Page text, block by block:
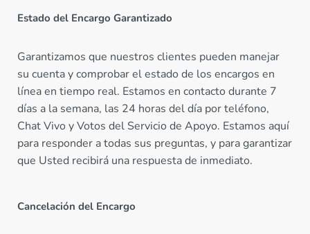
Estado del Encargo Garantizado
Garantizamos que nuestros clientes pueden manejar
su cuenta y comprobar el estado de los encargos en
línea en tiempo real. Estamos en contacto durante 7
días a la semana, las 24 horas del día por teléfono,
Chat Vivo y Votos del Servicio de Apoyo. Estamos aquí
para responder a todas sus preguntas, y para garantizar
que Usted recibirá una respuesta de inmediato.
Cancelación del Encargo